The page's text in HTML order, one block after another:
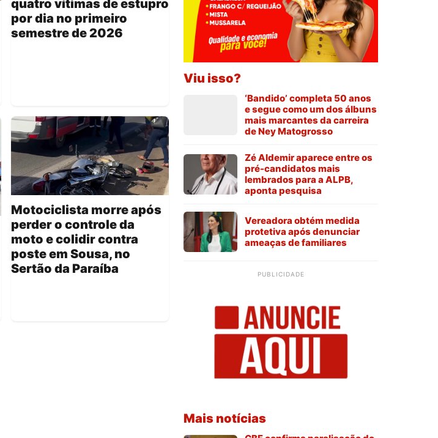
quatro vítimas de estupro
por dia no primeiro
semestre de 2026
Motociclista morre após
perder o controle da
moto e colidir contra
poste em Sousa, no
Sertão da Paraíba
Viu isso?
‘Bandido’ completa 50 anos
e segue como um dos álbuns
mais marcantes da carreira
de Ney Matogrosso
Zé Aldemir aparece entre os
pré-candidatos mais
lembrados para a ALPB,
aponta pesquisa
Vereadora obtém medida
protetiva após denunciar
ameaças de familiares
PUBLICIDADE
Mais notícias